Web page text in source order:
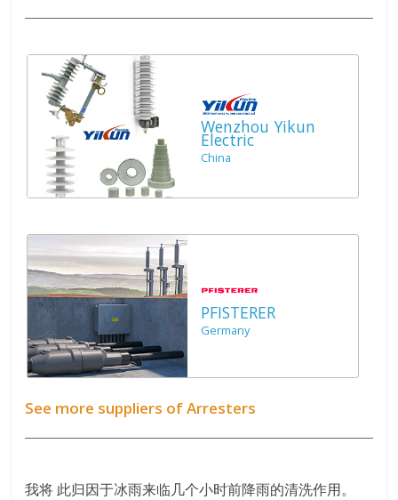
Wenzhou Yikun
Electric
China
PFISTERER
Germany
See more suppliers of Arresters
我将 此归因于冰雨来临几个小时前降雨的清洗作用。